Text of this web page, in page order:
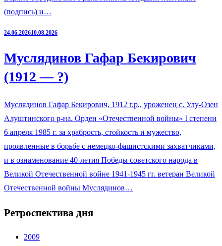
(подпись) и…
24.06.202610.08.2026
Муслядинов Гафар Бекирович
(1912 — ?)
Муслядинов Гафар Бекирович, 1912 г.р., уроженец с. Улу-Озен
Алуштинского р-на. Орден «Отечественной войны» I степени
6 апреля 1985 г. за храбрость, стойкость и мужество,
проявленные в борьбе с немецко-фашистскими захватчиками,
и в ознаменование 40-летия Победы советского народа в
Великой Отечественной войне 1941-1945 гг. ветеран Великой
Отечественной войны Муслядинов…
Ретроспектива дня
2009